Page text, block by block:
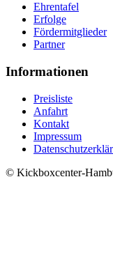
Ehrentafel
Erfolge
Fördermitglieder
Partner
Informationen
Preisliste
Anfahrt
Kontakt
Impressum
© Kickboxcenter-